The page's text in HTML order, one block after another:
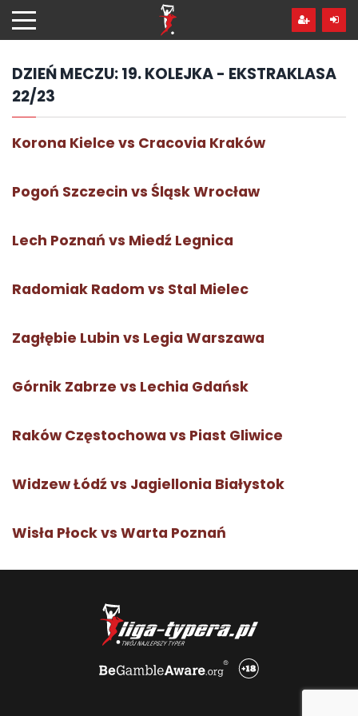
hdo
treści
DZIEŃ MECZU:19. KOLEJKA - EKSTRAKLASA
22/23
Korona Kielce vs Cracovia Kraków
Pogoń Szczecin vs Śląsk Wrocław
Lech Poznań vs Miedź Legnica
Radomiak Radom vs Stal Mielec
Zagłębie Lubin vs Legia Warszawa
Górnik Zabrze vs Lechia Gdańsk
Raków Częstochowa vs Piast Gliwice
Widzew Łódź vs Jagiellonia Białystok
Wisła Płock vs Warta Poznań